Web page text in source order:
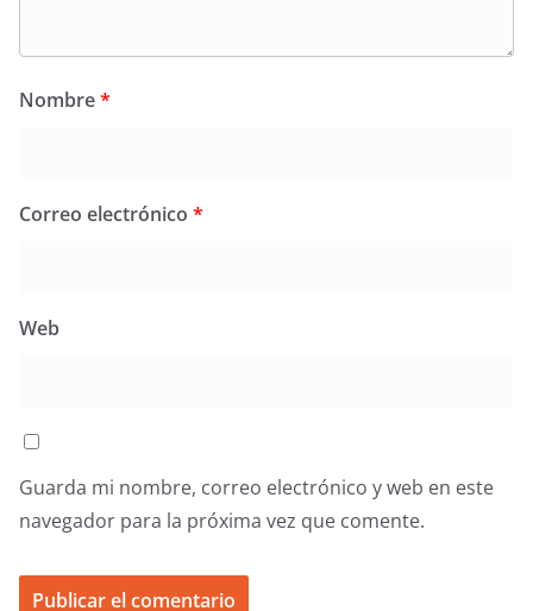
Nombre*
Correo electrónico *
Web
Guarda mi nombre, correo electrónico y web en este
navegador para la próxima vez que comente.